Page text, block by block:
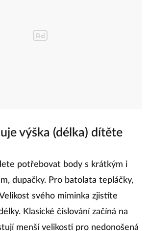
výška (délka) dítěte
potřebovat body s krátkým i
dupačky. Pro batolata tepláčky,
svého miminka zjistíte
Klasické číslování začíná na
menší velikosti pro nedonošená